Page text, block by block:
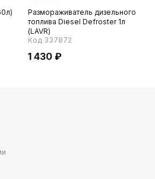
Размораживатель дизельного
топлива Diesel Defroster 1л
(LAVR)
Код 337872
1 430 ₽